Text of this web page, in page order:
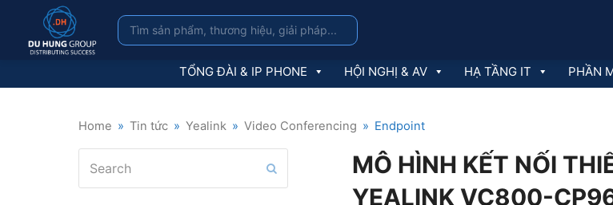
TỔNG ĐÀI & IP PHONE HỘI NGHỊ & AV HẠ TẦNG IT PHẦN
Home » Tin tức » Yealink » Video Conferencing » Endpoint
MÔ HÌNH KẾT NỐI
YEALINK VC800-